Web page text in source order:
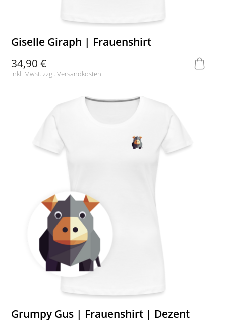
Giselle Giraph | Frauenshirt
34,90 €
inkl. MwSt. zzgl.Versandkosten
Grumpy Gus | Frauenshirt | Dezent